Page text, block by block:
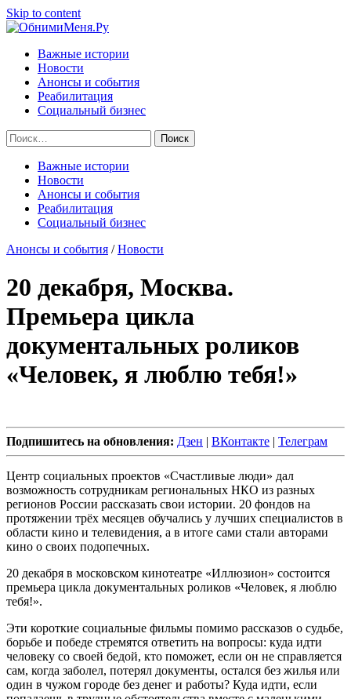
Skip to content
Важные истории
Новости
Анонсы и события
Реабилитация
Социальный бизнес
Найти:
Важные истории
Новости
Анонсы и события
Реабилитация
Социальный бизнес
Анонсы и события /Новости
20 декабря, Москва.
Премьера цикла
документальных роликов
«Человек, я люблю тебя!»
Подпишитесь на обновления: Дзен | ВКонтакте | Телеграм
Центр социальных проектов «Счастливые люди» дал
возможность сотрудникам региональных НКО из разных
регионов России рассказать свои истории. 20 фондов на
протяжении трёх месяцев обучались у лучших специалистов в
области кино и телевидения, а в итоге сами стали авторами
кино о своих подопечных.
20 декабря в московском кинотеатре «Иллюзион» состоится
премьера цикла документальных роликов «Человек, я люблю
тебя!».
Эти короткие социальные фильмы помимо рассказов о судьбе,
борьбе и победе стремятся ответить на вопросы: куда идти
человеку со своей бедой, кто поможет, если он не справляется
сам, когда заболел, потерял документы, остался без жилья или
один в чужом городе без денег и работы? Куда идти, если